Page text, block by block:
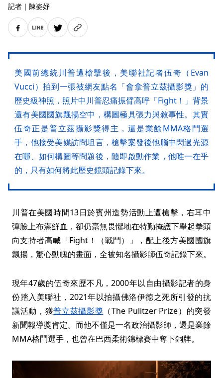
記者 ｜ 陳姿妤
美國前總統川普遭槍擊後，美聯社記者伍奇（Evan
Vucci）拍到一張被網友點名「會拿普立茲攝影獎」的
歷史級神照，照片中川普忍痛振臂高呼「Fight！」背景
還有美國國旗飄揚空中，構圖極具張力與敘事性。其實
伍奇正是普立茲攝影獎得主，還是業餘MMA格鬥選
手，他接受美媒訪問坦言，槍擊案發後他腦中閃過光源
在哪、如何構圖等問題後，隨即啟動作業，他唯一在乎
的，只有如何將此歷史鏡頭記錄下來。
川普在美國時間13日於賓州造勢活動上遭槍擊，右耳中
彈臉上布滿鮮血，卻仍毫無畏懼地在特勤掩護下舉起拳頭
向支持者高喊「Fight！（戰鬥）」，配上後方美國國旗
飄揚，驚心動魄的畫面，全被知名攝影師伍奇記錄下來。
現年47歲的伍奇來歷不凡，2000年以自由攝影記者的身
份踏入美聯社，2021年以拍攝佛洛伊德之死所引發的抗
議活動，獲普立茲攝影獎 （The Pulitzer Prize）的突發
新聞報導獎肯定。而他不僅是一名政治攝影師，還是業餘
MMA格鬥選手，也曾在巴西柔術錦標賽中奪下銅牌。